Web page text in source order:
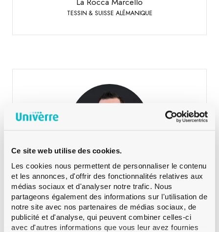
Ce site web utilise des cookies.
Les cookies nous permettent de personnaliser le contenu
et les annonces, d'offrir des fonctionnalités relatives aux
médias sociaux et d'analyser notre trafic. Nous
partageons également des informations sur l'utilisation de
notre site avec nos partenaires de médias sociaux, de
publicité et d'analyse, qui peuvent combiner celles-ci
avec d'autres informations que vous leur avez fournies
TESSIN & SUISSE ALÉMANIQUE
Lehmann Martin
SUISSE ALÉMANIQUE
+41 79 393 83 25